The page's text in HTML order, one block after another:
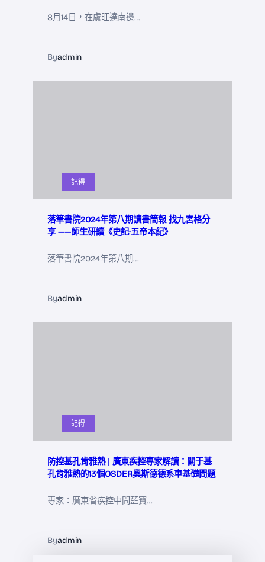
8月14日，在盧旺達南邊…
Byadmin
記得
落筆書院2024年第八期讀書簡報 找九宮格分
享 ——師生研讀《史記·五帝本紀》
落筆書院2024年第八期…
Byadmin
記得
防控基孔肯雅熱 | 廣東疾控專家解讀：關于基
孔肯雅熱的13個OSDER奧斯德德系車基礎問題
專家：廣東省疾控中間藍寶…
Byadmin